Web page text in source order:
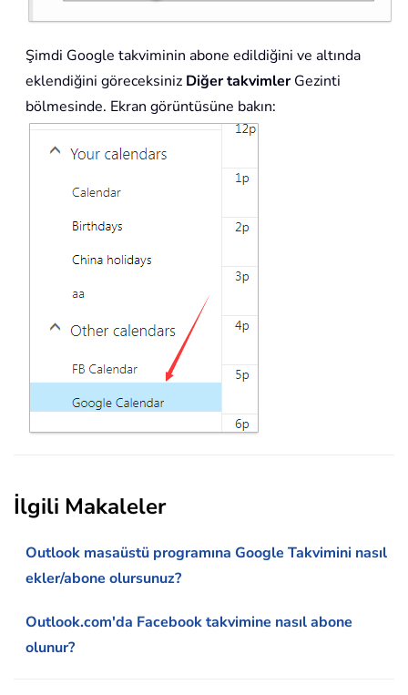
Şimdi Google takviminin abone edildiğini ve altında
eklendiğini göreceksiniz Diğer takvimlerGezinti
bölmesinde. Ekran görüntüsüne bakın:
İlgili Makaleler
Outlook masaüstü programına Google Takvimini nasıl
ekler/abone olursunuz?
Outlook.com'da Facebook takvimine nasıl abone
olunur?